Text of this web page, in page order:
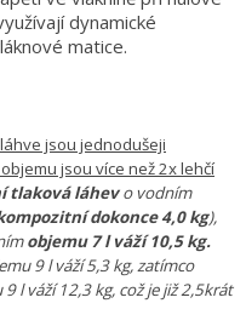
dynamické
matice.
jsou jednodušeji
jsou více než 2x lehčí
tlaková láhevo vodním
dokonce 4,0 kg),
objemu 7 l váží 10,5 kg.
9 l váží 5,3 kg, zatímco
l váží 12,3 kg, což je již 2,5krát